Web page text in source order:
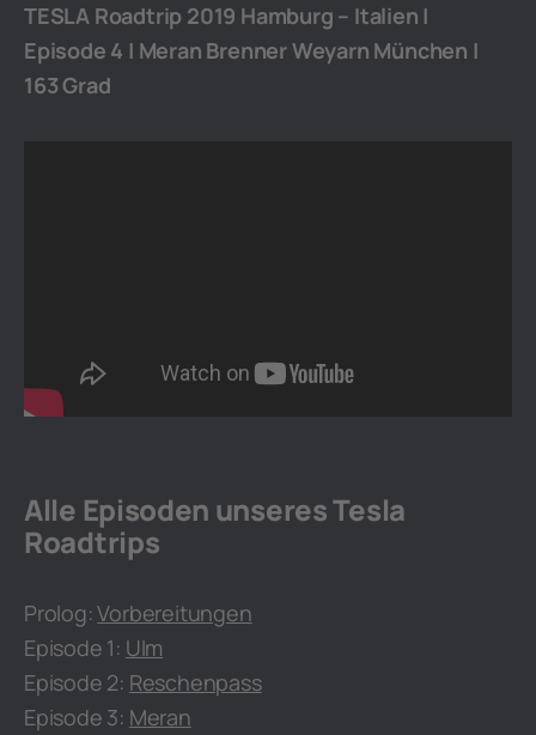
TESLA Roadtrip 2019 Hamburg – Italien |
Episode 4 | Meran Brenner Weyarn München |
163 Grad
Alle Episoden unseres Tesla
Roadtrips
Prolog:Vorbereitungen
Episode 1: Ulm
Episode 2: Reschenpass
Episode 3: Meran